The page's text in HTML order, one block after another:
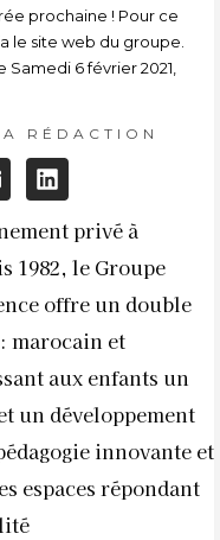
prochaine ! Pour ce
le site web du groupe.
Samedi 6 février 2021,
RÉDACTION
privé à
1982, le Groupe
offre un double
marocain et
aux enfants un
un développement
innovante et
espaces répondant